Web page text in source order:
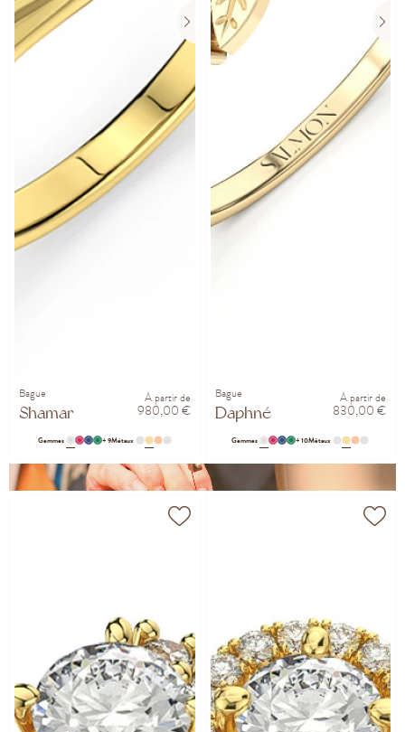
Bague
Shamar
À partir de
980,00 €
Gemmes + 9Métaux
Bague
Daphné
À partir de
830,00 €
Gemmes + 10Métaux